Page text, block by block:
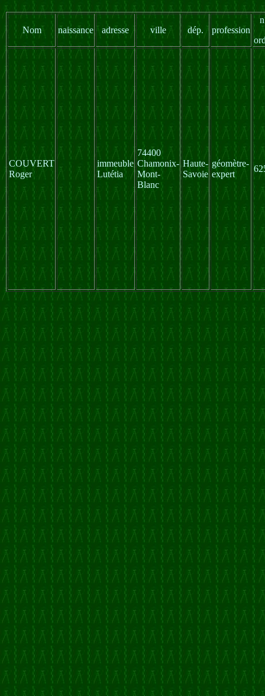
Nom naissance adresse ville dép. profession
COUVERT
Roger
immeuble
Lutétia
74400
Chamonix-
Mont-
Blanc
Haute-
Savoie
géomètre-
expert